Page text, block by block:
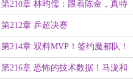
速！
第210章 林昀儒：跟着陈金，真特
么能练技术啊！
第212章 乒超决赛
第214章 双料MVP！签约魔都队！
第216章 恐怖的技术数据！马泷和